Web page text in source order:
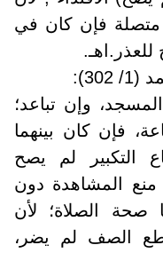
فإن كان في
وإن تباعد؛
فإن كان بينهما
التكبير لم يصح
منع المشاهدة دون
صحة الصلاة؛ لأن
الصف لم يضر،